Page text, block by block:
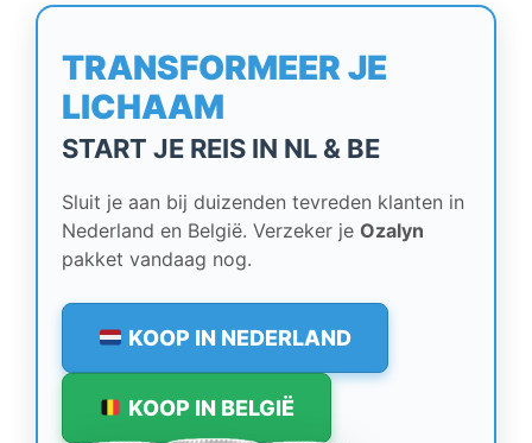
TRANSFORMEER JE
LICHAAM
START JE REIS IN NL & BE
Sluit je aan bij duizenden tevreden klanten in
Nederland en België. Verzeker je Ozalyn
pakket vandaag nog.
KOOP IN NEDERLAND
KOOP IN BELGIË